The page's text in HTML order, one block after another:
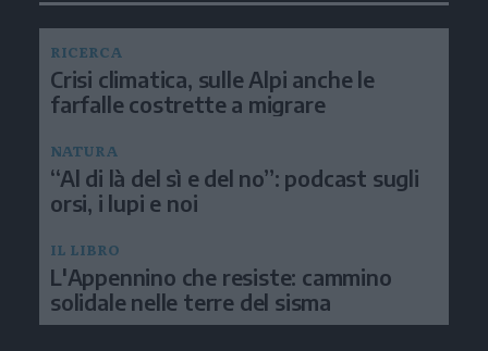
RICERCA
Crisi climatica, sulle Alpi anche le
farfalle costrette a migrare
NATURA
“Al di là del sì e del no”: podcast sugli
orsi, i lupi e noi
IL LIBRO
L'Appennino che resiste: cammino
solidale nelle terre del sisma